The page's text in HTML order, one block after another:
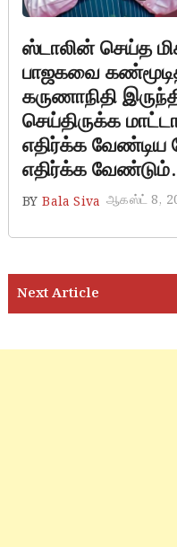
ஸ்டாலின் செய்த
பாஜகவை
கருணாநிதி
செய்திருக்க
எதிர்க்க வேண்டிய
எதிர்க்க வேண்டும்.
BY Bala Siva ஆகஸ்ட் 8,